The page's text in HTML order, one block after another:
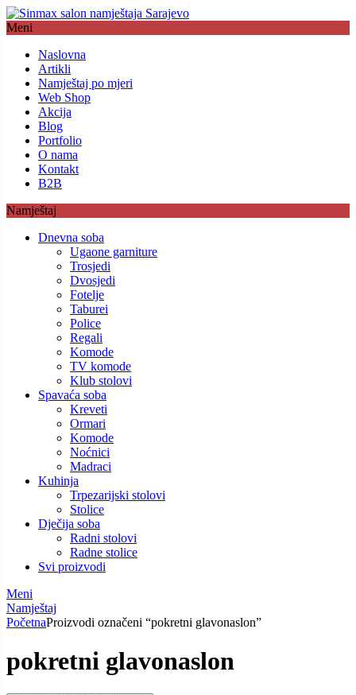
Meni
Naslovna
Artikli
Namještaj po mjeri
Web Shop
Akcija
Blog
Portfolio
O nama
Kontakt
B2B
Namještaj
Dnevna soba
Ugaone garniture
Trosjedi
Dvosjedi
Fotelje
Taburei
Police
Regali
Komode
TV komode
Klub stolovi
Spavaća soba
Kreveti
Ormari
Komode
Noćnici
Madraci
Kuhinja
Trpezarijski stolovi
Stolice
Dječija soba
Radni stolovi
Radne stolice
Svi proizvodi
Meni
Namještaj
PočetnaProizvodi označeni “pokretni glavonaslon”
pokretni glavonaslon